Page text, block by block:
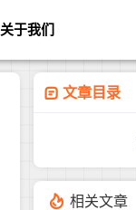
关于我们
文章目录
相关文章